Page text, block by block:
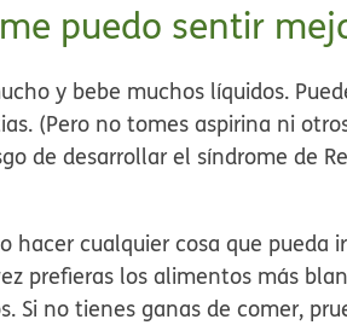
puedo sentir
y bebe muchos líquidos.
(Pero no tomes aspirina ni
de desarrollar el síndrome de
hacer cualquier cosa que
prefieras los alimentos más
Si no tienes ganas de comer,